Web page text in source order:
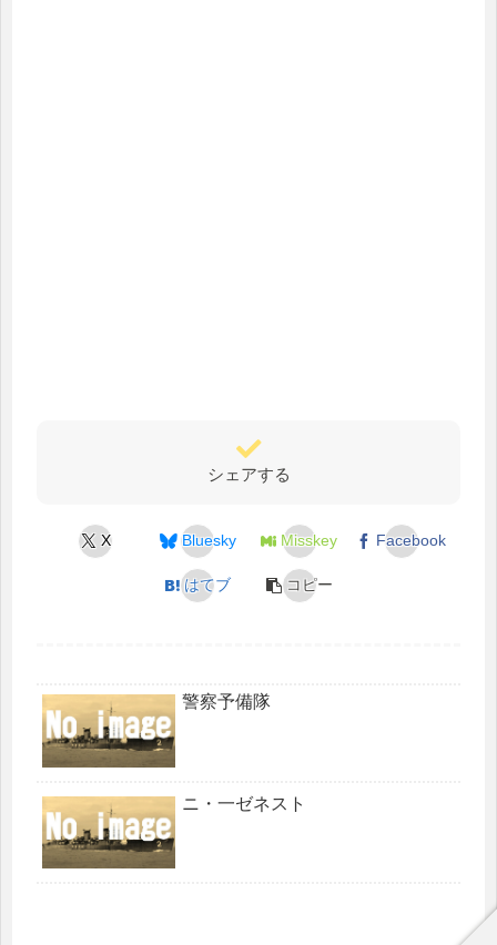
シェアする
X Bluesky Misskey Facebook
はてブ コピー
警察予備隊
ニ・一ゼネスト